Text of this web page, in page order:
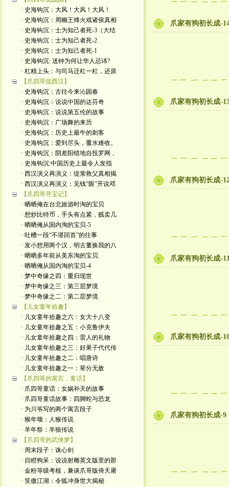
· 史海钩沉：大风！大风！大风！
· 史海钩沉：周幽王烽火戏诸侯真相
· 史海钩沉：士为知己者死-3（大结
· 史海钩沉：士为知己者死-2
· 史海钩沉：士为知己者死-1
· 史海钩沉: 送钟为何让华人忌讳?
· 杠精上头：与司马迁杠一杠，还原
【爪四哥侃西汉】
· 史海钩沉：古往今来沁园春
· 史海钩沉：说说中国的达芬奇
· 史海钩沉：说说第五伦的故事
· 史海钩沉：广场舞的来历
· 史海钩沉：历史上最牛的刺客
· 史海钩沉：爱到尽头，覆水难收。
· 史海钩沉：阴差阳错地自投罗网，
· 史海钩沉:中国历史上最令人发指
· 西汉演义再演义：缇萦救父真相揭
· 西汉演义再演义：见钱“眼”开说邓
【爪四哥寻宝记】
· 晒晒俺在台北旅游时淘的宝贝
· 想炒比特币，手头有点紧，贱卖几
· 晒晒俺从国内淘的宝贝-5
· 吐槽一段“不堪回首”的往事
· 发小想用两个汉，明古董换我的八
· 晒晒多年前从美东淘的宝贝
· 晒晒俺从国内淘的宝贝-4
· 梦中奇缘之四：重归现世
· 梦中奇缘之三：第三层梦境
· 梦中奇缘之二：第二层梦境
【儿女童年拾趣】
· 儿女童年拾趣之六：女大十八变
· 儿女童年拾趣之五：小克鲁伊夫
· 儿女童年拾趣之四：雷人的礼物
· 儿女童年拾趣之三：好果子代代传
· 儿女童年拾趣之二：唱唐诗
· 儿女童年拾趣之一：辈分无敌
【爪四哥的寓言，童话】
· 爪四哥童话：女娲补天的故事
· 爪四哥童话故事：四脚蛇与恐龙
· 为川爷写的两个寓言段子
· 猴年颂：人猴传说
· 羊年祭：羊狼传说
【爪四哥的武侠梦】
· 周末段子：诛心剑
· 目瞪狗呆：说说射雕英文版里的那
· 金粉等级考核，兼谈爪哥版倚天屠
· 笑傲江湖：令狐冲身世大揭秘
爪家有狗初长成-
爪家有狗初长成-
爪家有狗初长成-
爪家有狗初长成-
爪家有狗初长成-
爪家有狗初长成-9